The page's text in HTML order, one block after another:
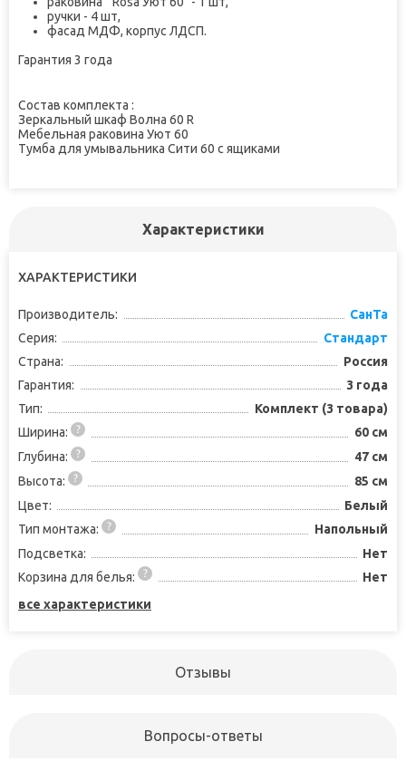
ручки - 4 шт,
фасад МДФ, корпус ЛДСП.
Гарантия 3 года
Состав комплекта :
Зеркальный шкаф Волна 60 R
Мебельная раковина Уют 60
Тумба для умывальника Сити 60 с ящиками
Характеристики
ХАРАКТЕРИСТИКИ
Производитель:
СанТа
Серия:
Стандарт
Страна:
Россия
Гарантия:
3 года
Тип:
Комплект (3 товара)
Ширина:
60 см
Глубина:
47 см
Высота:
85 см
Цвет:
Белый
Тип монтажа:
Напольный
Подсветка:
Нет
Корзина для белья:
Нет
все характеристики
Отзывы
Вопросы-ответы